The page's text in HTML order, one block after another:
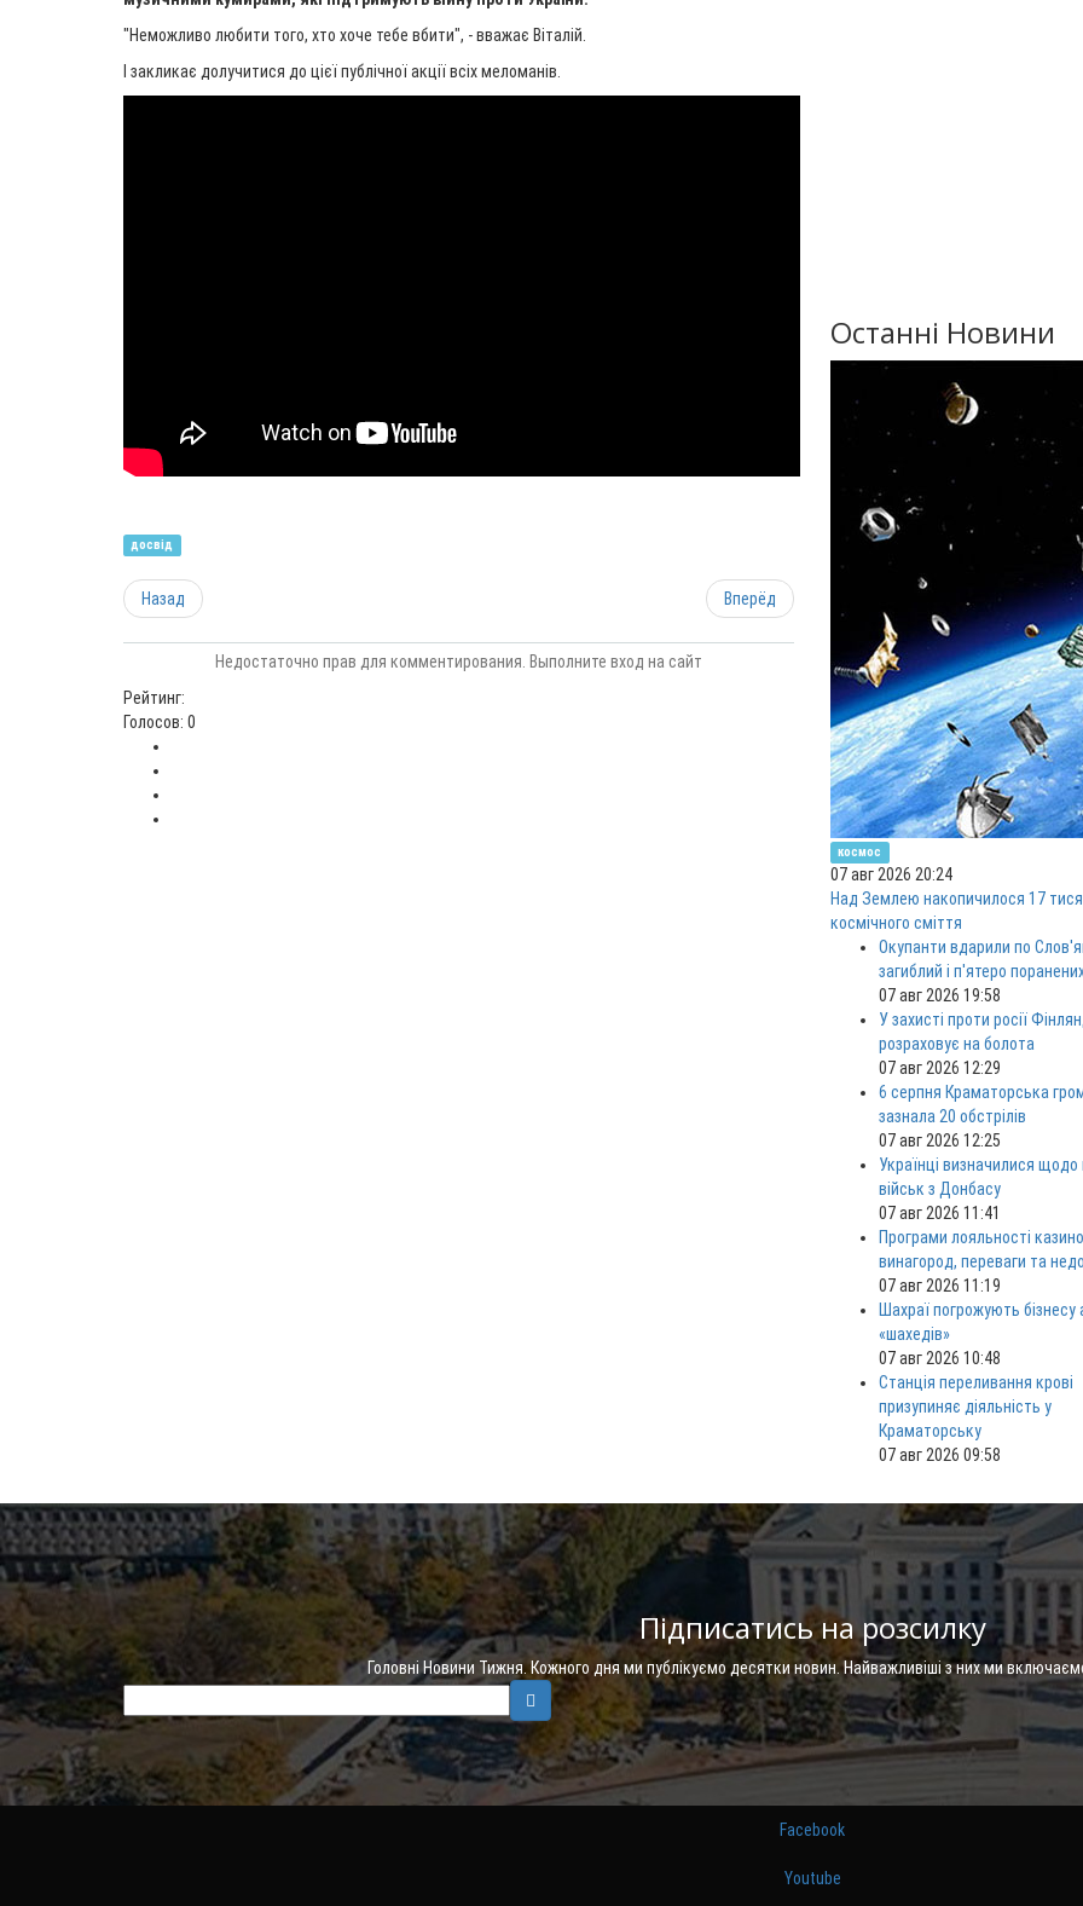
"Неможливо любити того, хто хоче тебе вбити", - вважає Віталій.
І закликає долучитися до цієї публічної акції всіх меломанів.
досвід
Назад Вперёд
Недостаточно прав для комментирования. Выполните вход на сайт
Рейтинг:
Голосов: 0
Останні Новини
космос
07 авг 2026 20:24
Над Землею накопичилося 17
космічного сміття
Окупанти вдарили по
загиблий і п'ятеро
07 авг 2026 19:58
У захисті проти росії
розраховує на болота
07 авг 2026 12:29
6 серпня Краматорська
зазнала 20 обстрілів
07 авг 2026 12:25
Українці визначилися щодо
військ з Донбасу
07 авг 2026 11:41
Програми лояльності
винагород, переваги та
07 авг 2026 11:19
Шахраї погрожують бізнесу
«шахедів»
07 авг 2026 10:48
Станція переливання крові
призупиняє діяльність у
Краматорську
07 авг 2026 09:58
Підписатись на розсилку
Головні Новини Тижня. Кожного дня ми публікуємо десятки новин. Найважливіші з них ми
Facebook
Youtube